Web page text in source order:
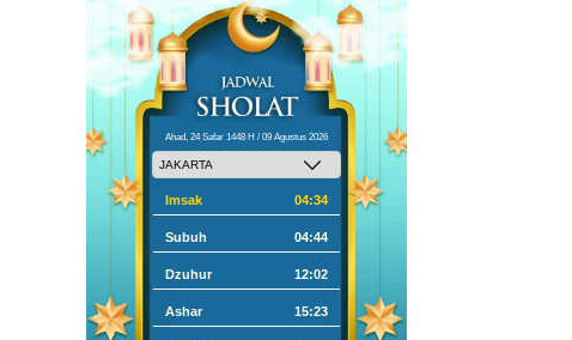
Ahad, 24 Safar 1448 H / 09 Agustus 2026
Imsak 04:34
Subuh 04:44
Dzuhur 12:02
Ashar 15:23